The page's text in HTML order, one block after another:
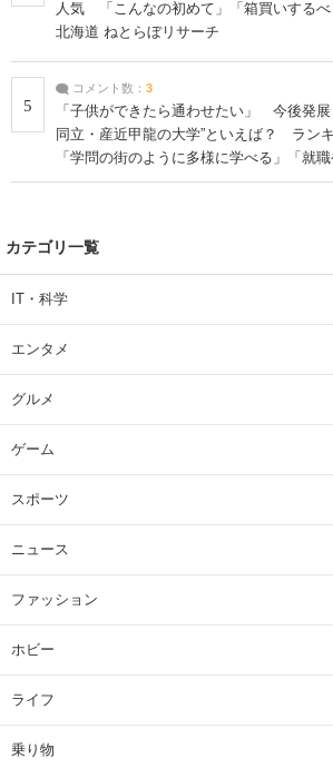
人気 「こんなの初めて」「箱買いするべ
北海道 ねとらぼリサーチ
5
コメント数： 3
「子供ができたら通わせたい」 今後発展
同立・産近甲龍の大学”といえば？ ラン
「学問の街のように多様に学べる」「就
| 大学 ねとらぼリサーチ
カテゴリ一覧
IT・科学
エンタメ
グルメ
ゲーム
スポーツ
ニュース
ファッション
ホビー
ライフ
乗り物